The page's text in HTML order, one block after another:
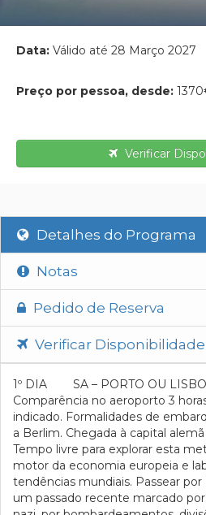
Data: Válido até 28 Março 2027
Preço por pessoa, desde:
Verificar
Detalhes do Programa
Notas
Pedido de Reserva
Verificar Disponibilidade
1º DIA SA – PORTO OU
Comparência no aeroporto 3
indicado. Formalidades de
a Berlim. Chegada à capital
Tempo livre para explorar esta
motor da economia europeia e
tendências mundiais. Passear
um passado recente marcado